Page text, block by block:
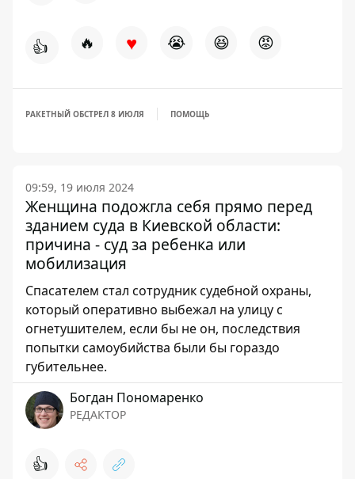
👍 🔥 ♥ 😭 😆 😡
РАКЕТНЫЙ ОБСТРЕЛ 8 ИЮЛЯ ПОМОЩЬ
09:59, 19 июля 2024
Женщина подожгла себя прямо перед
зданием суда в Киевской области:
причина - суд за ребенка или
мобилизация
Спасателем стал сотрудник судебной охраны,
который оперативно выбежал на улицу с
огнетушителем, если бы не он, последствия
попытки самоубийства были бы гораздо
губительнее.
Богдан Пономаренко
РЕДАКТОР
👍